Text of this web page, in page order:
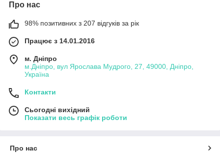
Про нас
98% позитивних з 207 відгуків за рік
Працює з 14.01.2016
м. Дніпро
м.Дніпро, вул Ярослава Мудрого, 27, 49000, Дніпро,
Україна
Контакти
Сьогодні вихідний
Показати весь графік роботи
Про нас